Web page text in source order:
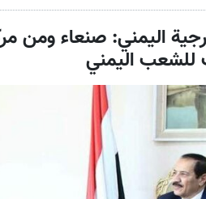
اليمني: صنعاء ومن
للشعب اليمني